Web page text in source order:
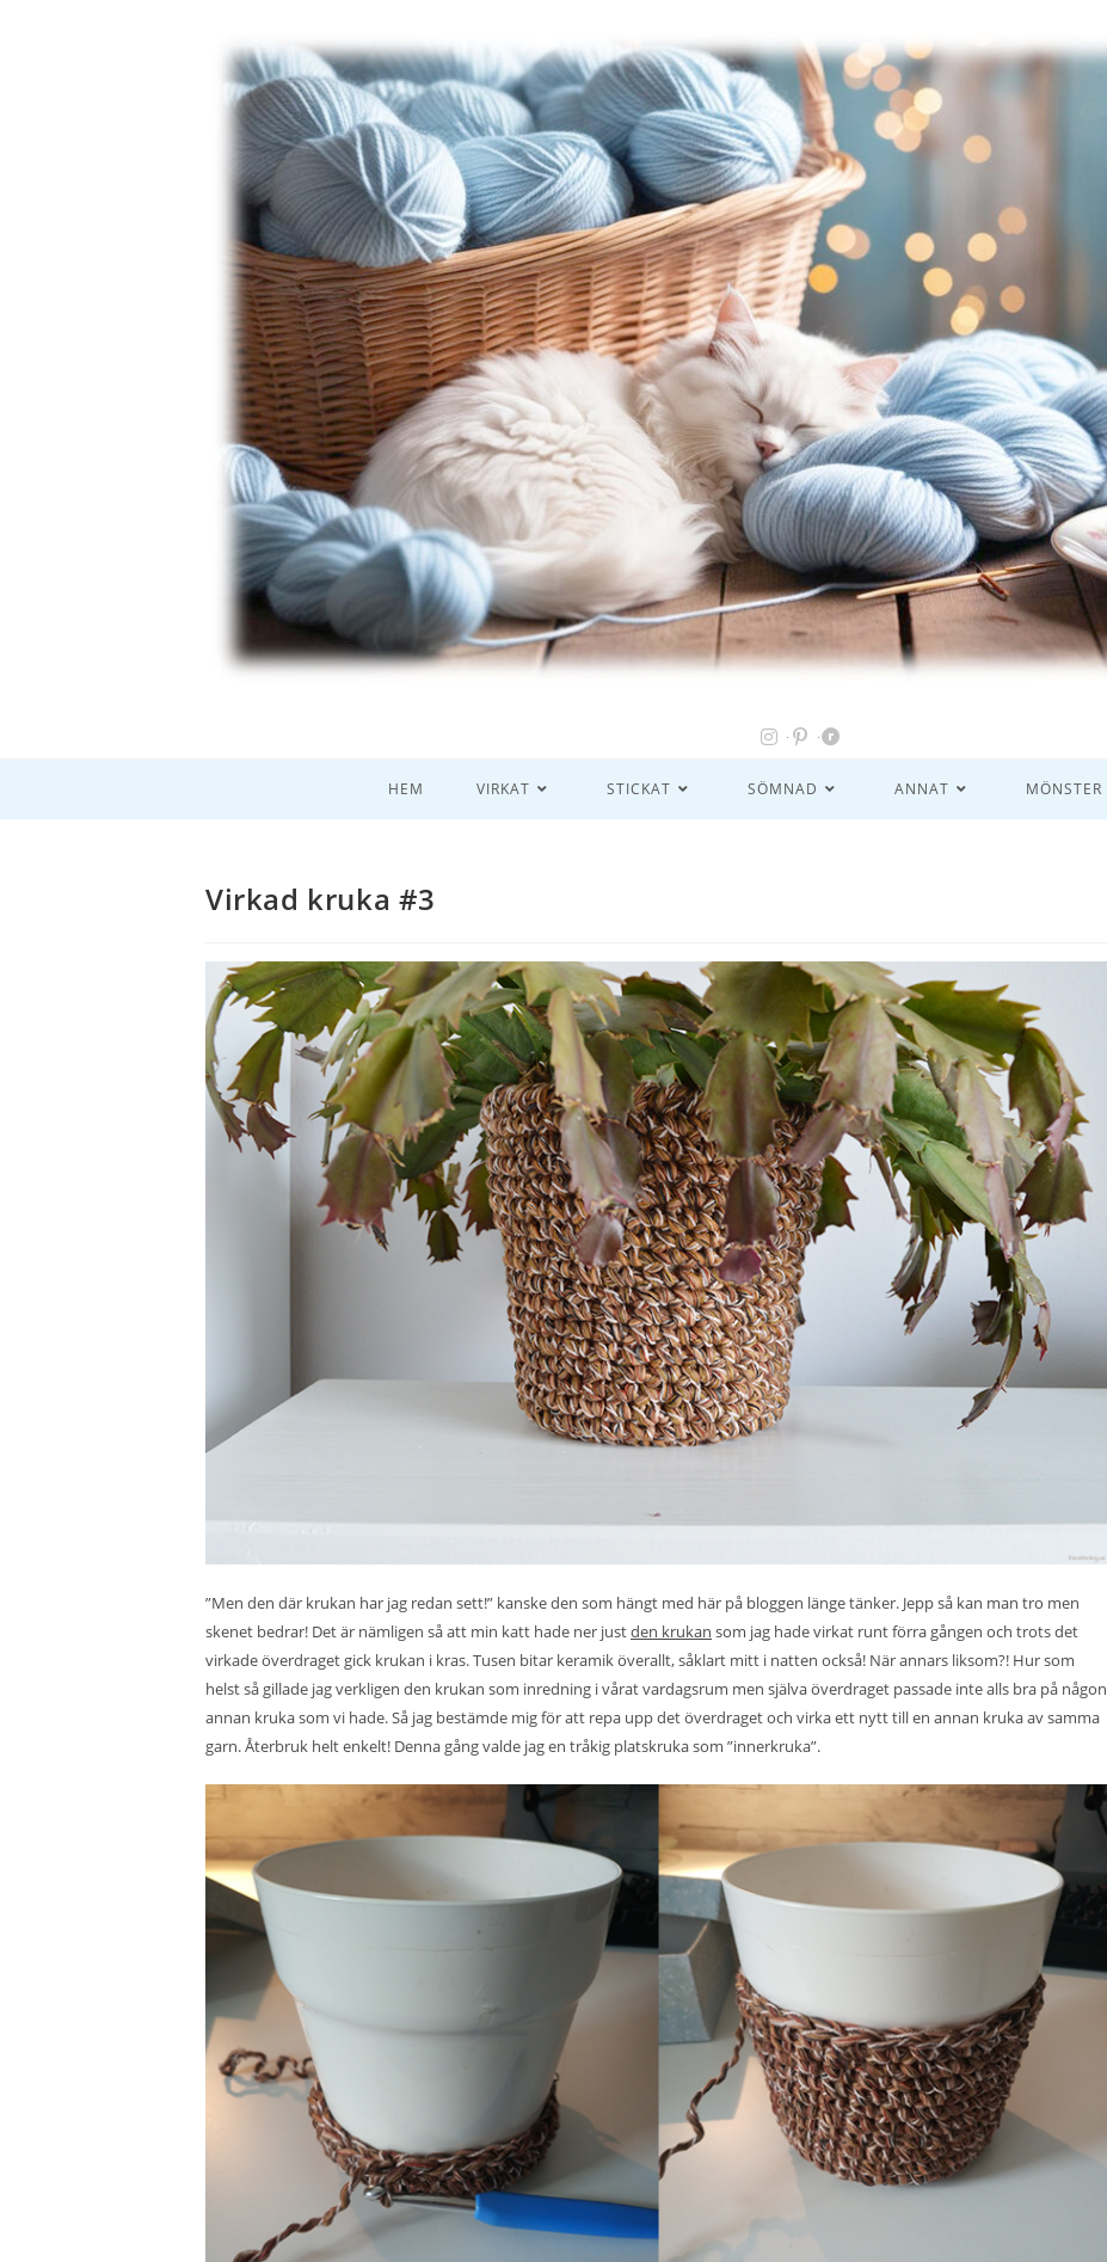
HEM VIRKAT STICKAT SÖMNAD ANNAT MÖNSTER
Virkad kruka #3
”Men den där krukan har jag redan sett!” kanske den som hängt med här på bloggen länge tänker. Jepp så kan man tro men
skenet bedrar! Det är nämligen så att min katt hade ner justden krukan som jag hade virkat runt förra gången och trots det
virkade överdraget gick krukan i kras. Tusen bitar keramik överallt, såklart mitt i natten också! När annars liksom?! Hur som
helst så gillade jag verkligen den krukan som inredning i vårat vardagsrum men själva överdraget passade inte alls bra på någon
annan kruka som vi hade. Så jag bestämde mig för att repa upp det överdraget och virka ett nytt till en annan kruka av samma
garn. Återbruk helt enkelt! Denna gång valde jag en tråkig platskruka som ”innerkruka”.